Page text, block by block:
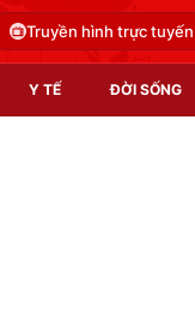
Truyền hình trực tuyến
Y TẾ ĐỜI SỐNG